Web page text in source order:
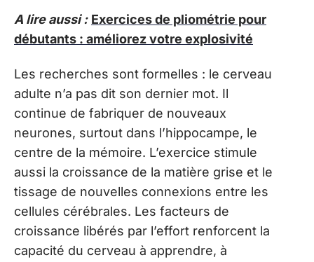
A lire aussi : Exercices de pliométrie pour
débutants : améliorez votre explosivité
Les recherches sont formelles : le cerveau
adulte n’a pas dit son dernier mot. Il
continue de fabriquer de nouveaux
neurones, surtout dans l’hippocampe, le
centre de la mémoire. L’exercice stimule
aussi la croissance de la matière grise et le
tissage de nouvelles connexions entre les
cellules cérébrales. Les facteurs de
croissance libérés par l’effort renforcent la
capacité du cerveau à apprendre, à